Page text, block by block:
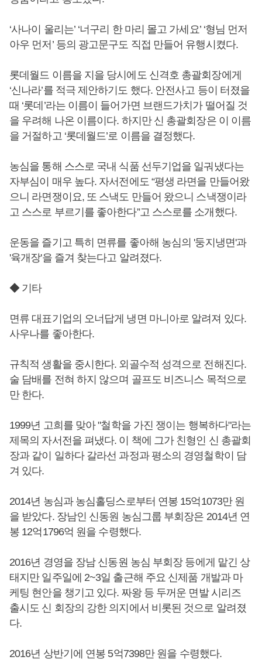
‘사나이 울리는’ ‘너구리 한 마리 몰고 가세요’ ‘형님 먼저
아우 먼저’ 등의 광고문구도 직접 만들어 유행시켰다.
롯데월드 이름을 지을 당시에도 신격호 총괄회장에게
‘신나라’를 적극 제안하기도 했다. 안전사고 등이 터졌을
때 ‘롯데’라는 이름이 들어가면 브랜드가치가 떨어질 것
을 우려해 나온 이름이다. 하지만 신 총괄회장은 이 이름
을 거절하고 ‘롯데월드’로 이름을 결정했다.
농심을 통해 스스로 국내 식품 선두기업을 일궈냈다는
자부심이 매우 높다. 자서전에도 “평생 라면을 만들어왔
으니 라면쟁이요, 또 스낵도 만들어 왔으니 스낵쟁이라
고 스스로 부르기를 좋아한다”고 스스로를 소개했다.
운동을 즐기고 특히 면류를 좋아해 농심의 '둥지냉면'과
'육개장'을 즐겨 찾는다고 알려졌다.
◆ 기타
면류 대표기업의 오너답게 냉면 마니아로 알려져 있다.
사우나를 좋아한다.
규칙적 생활을 중시한다. 외골수적 성격으로 전해진다.
술 담배를 전혀 하지 않으며 골프도 비즈니스 목적으로
만 한다.
1999년 고희를 맞아 "철학을 가진 쟁이는 행복하다"라는
제목의 자서전을 펴냈다. 이 책에 그가 친형인 신 총괄회
장과 같이 일하다 갈라선 과정과 평소의 경영철학이 담
겨 있다.
2014년 농심과 농심홀딩스로부터 연봉 15억1073만 원
을 받았다. 장남인 신동원 농심그룹 부회장은 2014년 연
봉 12억1796억 원을 수령했다.
2016년 경영을 장남 신동원 농심 부회장 등에게 맡긴 상
태지만 일주일에 2~3일 출근해 주요 신제품 개발과 마
케팅 현안을 챙기고 있다. 짜왕 등 두꺼운 면발 시리즈
출시도 신 회장의 강한 의지에서 비롯된 것으로 알려졌
다.
2016년 상반기에 연봉 5억7398만 원을 수령했다.